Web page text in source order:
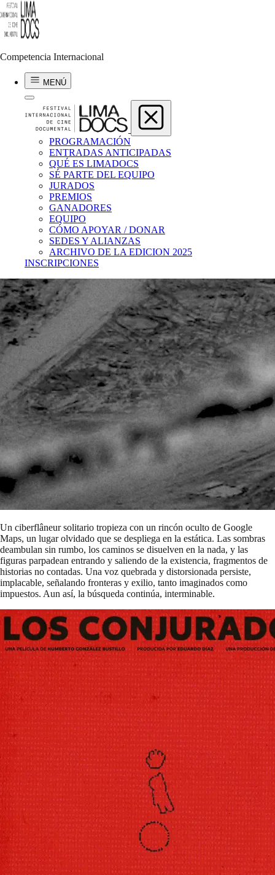
Competencia Internacional
MENÚ
PROGRAMACIÓN
ENTRADAS ANTICIPADAS
QUÉ ES LIMADOCS
SÉ PARTE DEL EQUIPO
JURADOS
PREMIOS
GANADORES
EQUIPO
CÓMO APOYAR / DONAR
SEDES Y ALIANZAS
ARCHIVO DE LA EDICION 2025
INSCRIPCIONES
Humberto González Bustillo
LOS CONJURADOS
2025 | 8.48 min
Un ciberflâneur solitario tropieza con un rincón oculto de Google
Maps, un lugar olvidado que se despliega en la estática. Las sombras
deambulan sin rumbo, los caminos se disuelven en la nada, y las
figuras parpadean entrando y saliendo de la existencia, fragmentos de
historias no contadas. Una voz quebrada y distorsionada persiste,
implacable, señalando fronteras y exilio, tanto imaginados como
impuestos. Aun así, la búsqueda continúa, interminable.